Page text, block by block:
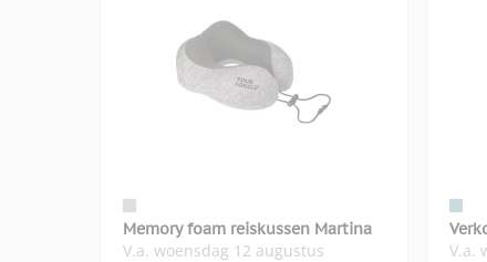
Memory foam reiskussen Martina
V.a. woensdag 12 augustus V.a.